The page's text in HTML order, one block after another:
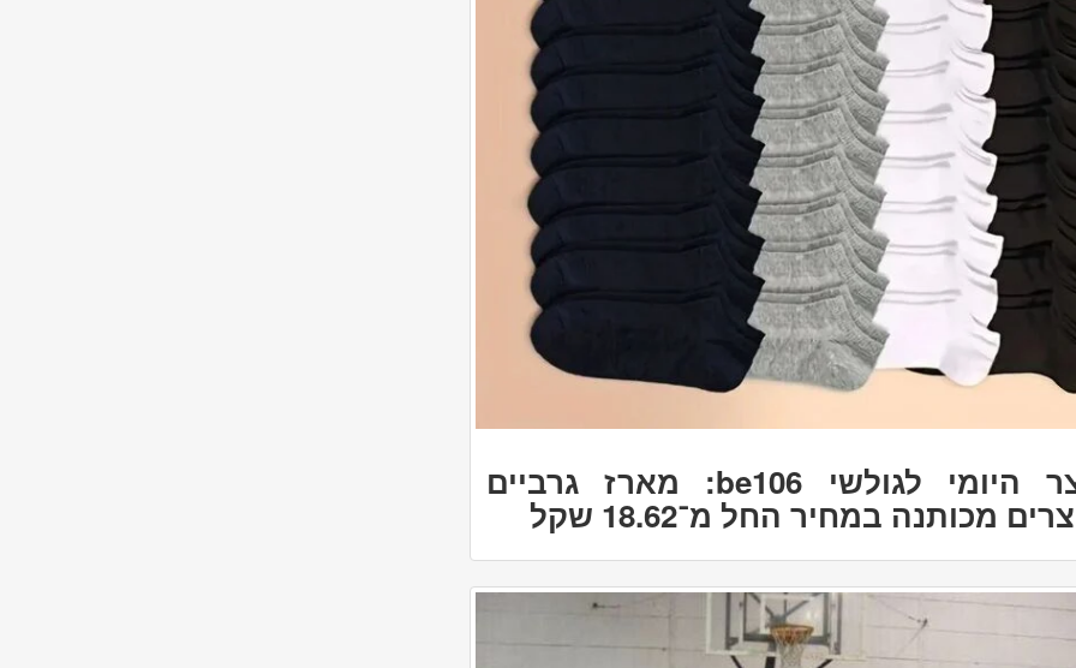
המוצר היומי לגולשי be106: מארז גרביים
מכותנה במחיר החל מ־18.62 שקל